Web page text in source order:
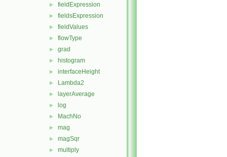
► fieldExpression
► fieldsExpression
► fieldValues
► flowType
► grad
► histogram
► interfaceHeight
► Lambda2
► layerAverage
► log
► MachNo
► mag
► magSqr
► multiply